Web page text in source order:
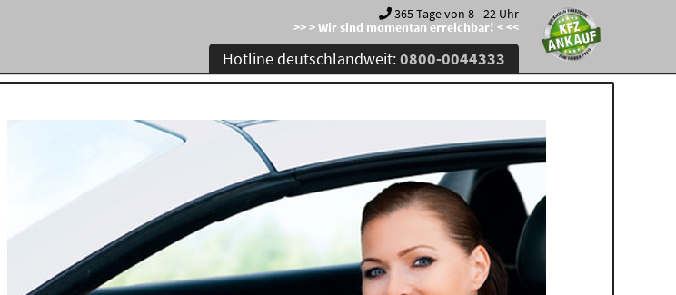
365 Tage von 8 - 22 Uhr
>> > Wir sind momentan erreichbar! < <<
Hotline deutschlandweit:0800-0044333